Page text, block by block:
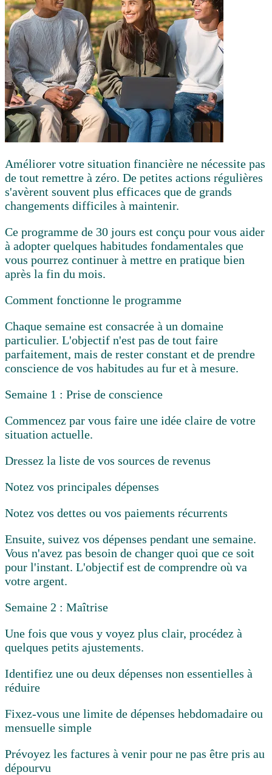
Améliorer votre situation financière ne nécessite pas
de tout remettre à zéro. De petites actions régulières
s'avèrent souvent plus efficaces que de grands
changements difficiles à maintenir.
Ce programme de 30 jours est conçu pour vous aider
à adopter quelques habitudes fondamentales que
vous pourrez continuer à mettre en pratique bien
après la fin du mois.
Comment fonctionne le programme
Chaque semaine est consacrée à un domaine
particulier. L'objectif n'est pas de tout faire
parfaitement, mais de rester constant et de prendre
conscience de vos habitudes au fur et à mesure.
Semaine 1 : Prise de conscience
Commencez par vous faire une idée claire de votre
situation actuelle.
Dressez la liste de vos sources de revenus
Notez vos principales dépenses
Notez vos dettes ou vos paiements récurrents
Ensuite, suivez vos dépenses pendant une semaine.
Vous n'avez pas besoin de changer quoi que ce soit
pour l'instant. L'objectif est de comprendre où va
votre argent.
Semaine 2 : Maîtrise
Une fois que vous y voyez plus clair, procédez à
quelques petits ajustements.
Identifiez une ou deux dépenses non essentielles à
réduire
Fixez-vous une limite de dépenses hebdomadaire ou
mensuelle simple
Prévoyez les factures à venir pour ne pas être pris au
dépourvu